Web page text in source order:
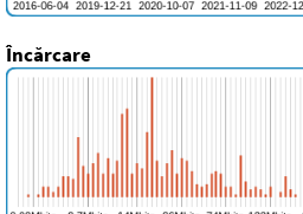
Încărcare